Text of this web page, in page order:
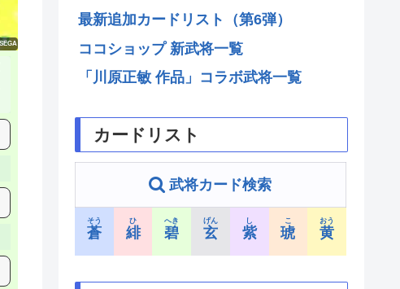
最新追加カードリスト（第6弾）
ココショップ 新武将一覧
「川原正敏 作品」コラボ武将一覧
カードリスト
武将カード検索
蒼
そう
緋
ひ
碧
へき
玄
げん
紫
し
琥
こ
黄
おう